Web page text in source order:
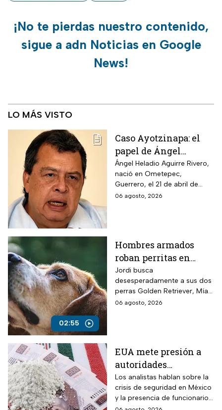
¡No te pierdas nuestro contenido,
sigue a adn Noticias en Google
News!
LO MÁS VISTO
Caso Ayotzinapa: el
papel de Ángel
Aguirre en la
desaparición de los
normalistas en 2014
Ángel Heladio Aguirre Rivero,
nació en Ometepec,
Guerrero, el 21 de abril de
1956. Estudió la Licenciatura
06 agosto, 2026
02:55
Hombres armados
roban perritas en
Veracruz
Jordi busca
desesperadamente a sus dos
perras Golden Retriever, Mía y
Camila, de seis años, robadas
06 agosto, 2026
EUA mete presión a
autoridades
mexicanas para
combatir al
narcotráfico y detener
Los analistas hablan sobre la
crisis de seguridad en México
y la presencia de funcionarios
corruptos en el narcotráfico